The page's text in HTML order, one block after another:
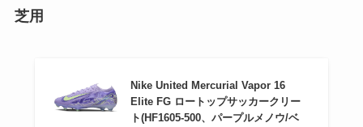
芝用
Nike United Mercurial Vapor 16
Elite FG ロートップサッカークリー
ト(HF1605-500、パープルメノウ/ベ